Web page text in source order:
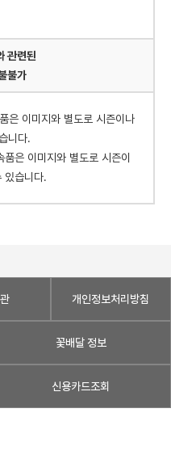
관련된
불가
은 이미지와 별도로 시즌이나
니다.
은 이미지와 별도로 시즌이
있습니다.
개인정보처리방침
꽃배달 정보
신용카드조회